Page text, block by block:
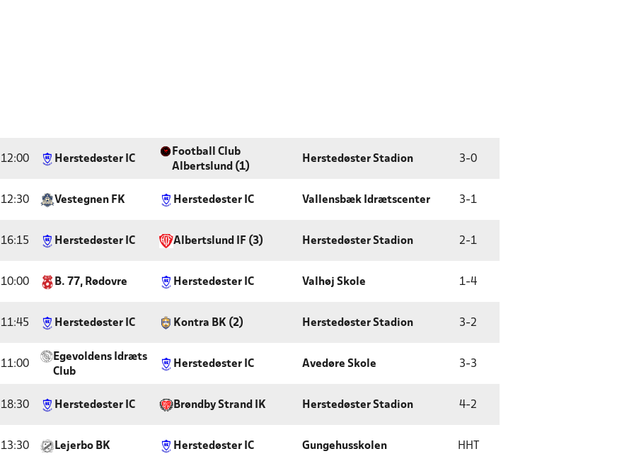
12:00 Herstedøster IC
Football Club
Albertslund (1)
Herstedøster Stadion 3-0
12:30 Vestegnen FK Herstedøster IC Vallensbæk Idrætscenter 3-1
16:15 Herstedøster IC Albertslund IF (3) Herstedøster Stadion 2-1
10:00 B. 77, Rødovre Herstedøster IC Valhøj Skole 1-4
11:45 Herstedøster IC Kontra BK (2) Herstedøster Stadion 3-2
11:00
Egevoldens Idræts
Club
Herstedøster IC Avedøre Skole 3-3
18:30 Herstedøster IC Brøndby Strand IK Herstedøster Stadion 4-2
13:30 Lejerbo BK Herstedøster IC Gungehusskolen HHT